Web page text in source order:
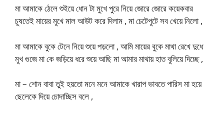
মা আমাকে ঠেলে শুইয়ে ধোন টা মুখে পুরে নিয়ে জোরে জোরে কয়েকবার
চুষতেই মায়ের মুখে মাল আউট করে দিলাম , মা চেটেপুটে সব খেয়ে নিলো ,
মা আমাকে বুকে টেনে নিয়ে শুয়ে পড়লো , আমি মায়ের বুকে মাথা রেখে দুধে
মুখ গুজে মা কে জড়িয়ে ধরে শুয়ে আছি মা আমার মাথায় হাত বুলিয়ে দিচ্ছে ,
মা – শোন বাবা তুই হয়তো মনে মনে আমাকে খারাপ ভাবতে পারিস মা হয়ে
ছেলেকে দিয়ে চোদাচ্ছিস বলে ,